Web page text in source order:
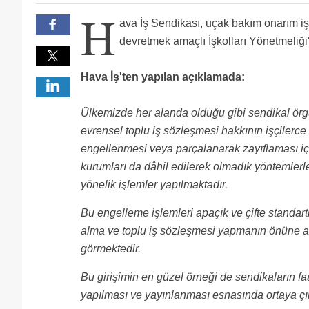
yeter artık...thy yönetimi iyi niyetli ise sendikanın
bıktık...hangarlarda uçak bakımı
haboma dair 2 yılda hiç bir şey yapmayanlar hala
Hep birlikte daha güçlü olacağımız kesin. Ne
haklarını koruyabilmeleri için böyle
herşeyi yapıp artık yapacak birşeyimiz
hepimiz biliyoruz.
vay bea duygulandım :D Ulan Hava-iş görende
Sendikada şirket yoneticileride hakkımızı kim
zerre-i miskal hak kaybolmaz cenabı hakkın
Bunları söyleyen hava-iş'in otobüs firmalarında
yorulmayın ben söyleyeyim;delege seçimine yani
içerisinden kendi listelerini oluşturmak için delege
talebini yok sayıp,bana göre yine hile ile yönetime
sahtekarlığı masum gösterebilirler mi?tgs de
çalış. İşte yeniden yönetime gelecek hava-iş!!thy
H ava İş Sendikası, uçak bakım onarım
devretmek amaçlı İşkolları
Hava İş'ten yapılan açıklamada:
Ülkemizde her alanda olduğu gibi sendikal
evrensel toplu iş sözleşmesi hakkının işçilerce
engellenmesi veya parçalanarak zayıflaması
kurumları da dâhil edilerek olmadık
yönelik işlemler yapılmaktadır.
Bu engelleme işlemleri apaçık ve çifte
alma ve toplu iş sözleşmesi yapmanın
görmektedir.
Bu girişimin en güzel örneği de sendikaların
yapılması ve yayınlanması esnasında ortaya